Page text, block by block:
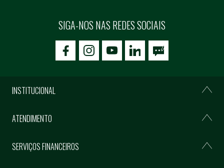
SIGA-NOS NAS REDES SOCIAIS
icon-facebookicon-social02icon-social03
INSTITUCIONAL
ATENDIMENTO
SERVIÇOS FINANCEIROS